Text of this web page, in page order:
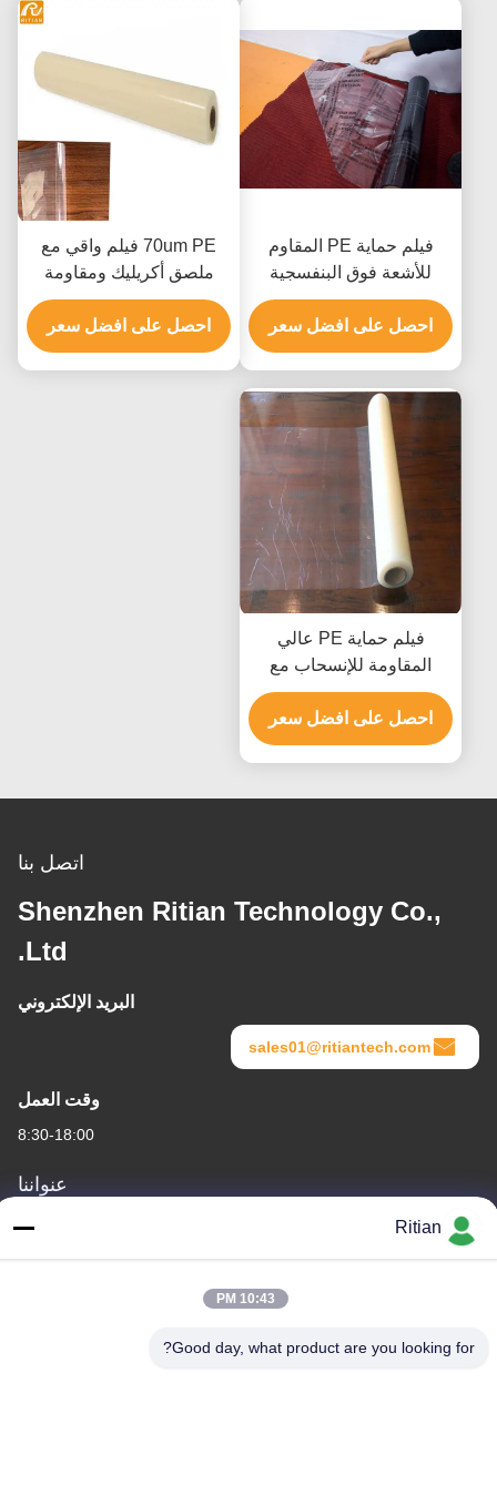
فيلم حماية PE المقاوم
للأشعة فوق البنفسجية
بسماكة 70 ميكرون وملصق
أكريليك أو مطاطي لحماية
السجاد والسيارات
احصل على افضل سعر
70um PE فيلم واقي مع
ملصق أكريليك ومقاومة
الأشعة فوق البنفسجية
لحماية السجاد والسيارات
احصل على افضل سعر
فيلم حماية PE عالي
المقاومة للإنسحاب مع
لاصق على أساس المطاط
لحماية السطح الخالية من
المخلفات
احصل على افضل سعر
اتصل بنا
Shenzhen Ritian Technology Co.,
Ltd.
البريد الإلكتروني
sales01@ritiantech.com
وقت العمل
8:30-18:00
عنواننا
عنوان الشركة
No.65 Songnian Road، Longgang District، شينزين، الصين 518117
Ritian
10:43 PM
Good day, what product are you looking for?